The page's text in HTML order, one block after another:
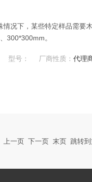
情况下，某些特定样品需要
300*300mm。
型号： 厂商性质：代理
上一页 下一页 末页 跳转到